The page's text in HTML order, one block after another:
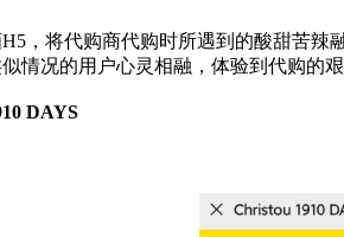
H5，将代购商代购时所遇到的酸甜苦辣
情况的用户心灵相融，体验到代购的
DAYS